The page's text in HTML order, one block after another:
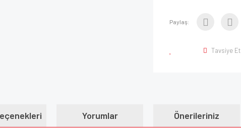
Paylaş:
Tavsiye Et
Yorumlar Önerileriniz